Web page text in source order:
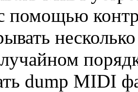
помощью
dump MIDI